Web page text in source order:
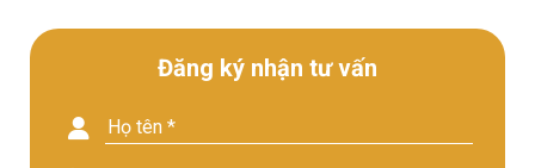
Đăng ký nhận tư vấn